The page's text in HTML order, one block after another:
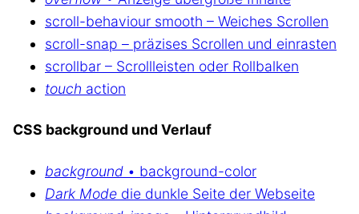
scroll-behaviour smooth – Weiches Scrollen
scroll-snap – präzises Scrollen und einrasten
scrollbar – Scrollleisten oder Rollbalken
touch action
CSS background und Verlauf
background • background-color
Dark Mode die dunkle Seite der Webseite